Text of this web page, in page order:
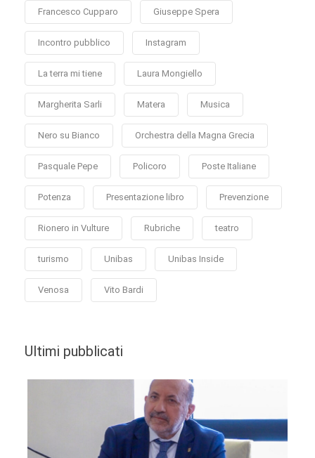
Francesco Cupparo Giuseppe Spera
Incontro pubblico Instagram
La terra mi tiene Laura Mongiello
Margherita Sarli Matera Musica
Nero su Bianco Orchestra della Magna Grecia
Pasquale Pepe Policoro Poste Italiane
Potenza Presentazione libro Prevenzione
Rionero in Vulture Rubriche teatro
turismo Unibas Unibas Inside
Venosa Vito Bardi
Ultimi pubblicati